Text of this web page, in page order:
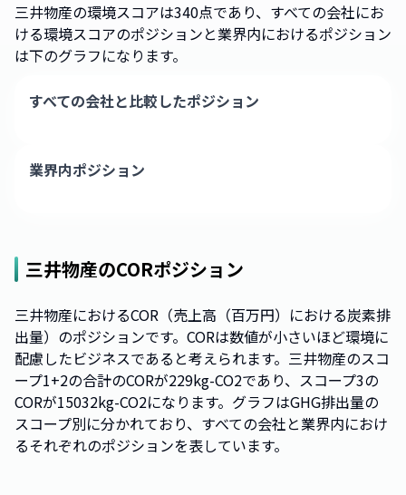
三井物産の環境スコアは340点であり、すべての会社にお
ける環境スコアのポジションと業界内におけるポジション
は下のグラフになります。
すべての会社と比較したポジション
業界内ポジション
三井物産のCORポジション
三井物産におけるCOR（売上高（百万円）における炭素排
出量）のポジションです。CORは数値が小さいほど環境に
配慮したビジネスであると考えられます。三井物産のスコ
ープ1+2の合計のCORが229kg-CO2であり、スコープ3の
CORが15032kg-CO2になります。グラフはGHG排出量の
スコープ別に分かれており、すべての会社と業界内におけ
るそれぞれのポジションを表しています。